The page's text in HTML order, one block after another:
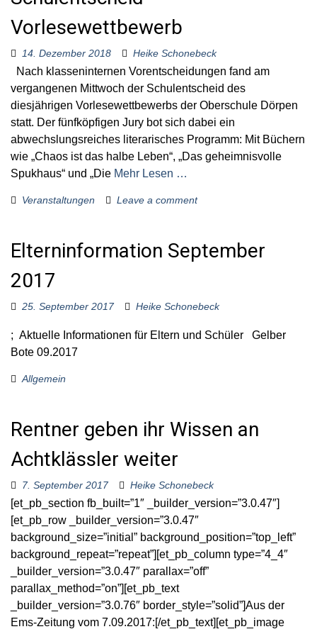
Vorlesewettbewerb
14. Dezember 2018 Heike Schonebeck
Nach klasseninternen Vorentscheidungen fand am
vergangenen Mittwoch der Schulentscheid des
diesjährigen Vorlesewettbewerbs der Oberschule Dörpen
statt. Der fünfköpfigen Jury bot sich dabei ein
abwechslungsreiches literarisches Programm: Mit Büchern
wie „Chaos ist das halbe Leben“, „Das geheimnisvolle
Spukhaus“ und „Die Mehr Lesen …
Veranstaltungen Leave a comment
Elterninformation September
2017
25. September 2017 Heike Schonebeck
; Aktuelle Informationen für Eltern und Schüler Gelber
Bote 09.2017
Allgemein
Rentner geben ihr Wissen an
Achtklässler weiter
7. September 2017 Heike Schonebeck
[et_pb_section fb_built=”1″ _builder_version=”3.0.47″]
[et_pb_row _builder_version=”3.0.47″
background_size=”initial” background_position=”top_left”
background_repeat=”repeat”][et_pb_column type=”4_4″
_builder_version=”3.0.47″ parallax=”off”
parallax_method=”on”][et_pb_text
_builder_version=”3.0.76″ border_style=”solid”]Aus der
Ems-Zeitung vom 7.09.2017:[/et_pb_text][et_pb_image